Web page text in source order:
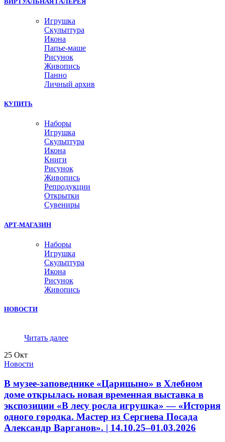
Игрушка
Скульптура
Икона
Папье-маше
Рисунок
Живопись
Панно
Личный архив
КУПИТЬ
Наборы
Игрушка
Скульптура
Икона
Книги
Рисунок
Живопись
Репродукции
Открытки
Сувениры
АРТ-МАГАЗИН
Наборы
Игрушка
Скульптура
Икона
Рисунок
Живопись
НОВОСТИ
Читать далее
25 Окт
Новости
В музее-заповеднике «Царицыно» в Хлебном
доме открылась новая временная выставка в
экспозиции «В лесу росла игрушка» — «История
одного городка. Мастер из Сергиева Посада
Александр Варганов». | 14.10.25–01.03.2026